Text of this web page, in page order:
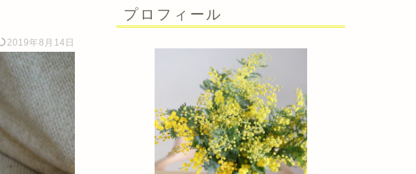
2019年8月14日
プロフィール